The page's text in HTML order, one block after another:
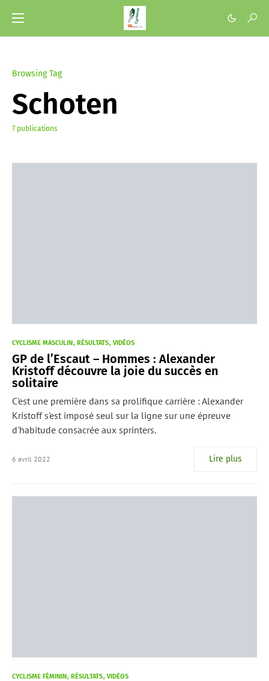
Browsing Tag
Schoten
7 publications
CYCLISME MASCULIN RÉSULTATS VIDÉOS
GP de l’Escaut – Hommes : Alexander
Kristoff découvre la joie du succès en
solitaire
C'est une première dans sa prolifique carrière : Alexander
Kristoff s'est imposé seul sur la ligne sur une épreuve
d'habitude consacrée aux sprinters.
6 avril 2022 Lire plus
CYCLISME FÉMININ RÉSULTATS VIDÉOS